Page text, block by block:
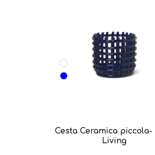
Cesta Ceramica
Living